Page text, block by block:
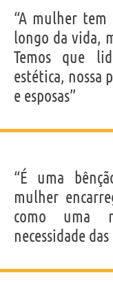
“A mulher tem
longo da vida,
Temos que
estética, nossa
e esposas”
“É uma
mulher
como uma
necessidade